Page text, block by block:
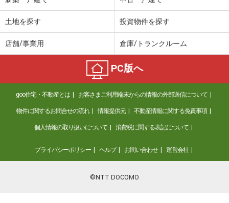
土地を探す 投資物件を探す
店舗/事業用 倉庫/トランクルーム
PC版へ
goo住宅・不動産とは お客さまご利用端末からの情報の外部送信について
物件に関するお問合せの流れ 情報提供元 不動産情報に関する免責事項
個人情報の取り扱いについて 消費税に関する表記について
プライバシーポリシー ヘルプ お問い合わせ 運営会社
©NTT DOCOMO